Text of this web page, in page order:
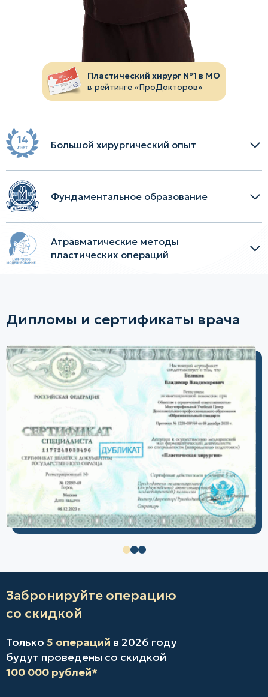
Пластический хирург №1 в МО
в рейтинге «ПроДокторов»
Большой хирургический опыт
Фундаментальное образование
Атравматические методы
пластических операций
Дипломы и сертификаты врача
Забронируйте операцию
со скидкой
Только 5 операций в 2026 году
будут проведены со скидкой
100 000 рублей*